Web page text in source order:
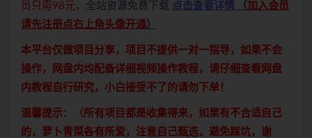
员只需98元 ，全站资源免费下载 点击查看详情 （加入会员
请先注册点右上角头像开通）
本平台仅做项目分享，项目不提供一对一指导，如果不会
操作，网盘内均配备详细视频操作教程，请仔细查看网盘
内教程自行研究，小白接受不了的请勿下单！
温馨提示：（所有项目都是收集得来，如果有不合适自己
的，萝卜青菜各有所爱，注意自己甄选，避免踩坑，谢